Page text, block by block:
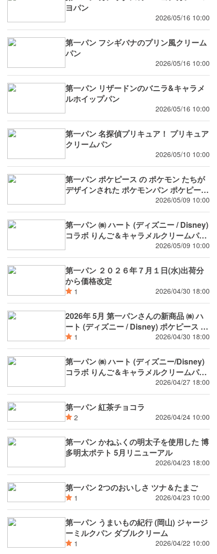
ヨパン
2026/05/16 10:00
第一パン フシギバナのプリン風クリーム
パン
2026/05/16 10:00
第一パン リザードンのバニラ&キャラメ
ルホイップパン
2026/05/16 10:00
第一パン 名探偵プリキュア！ プリキュア
クリームパン
2026/05/10 10:00
第一パン ポケピース の ポケモン たちが
デザインされた ポケモンパン ポケピース
りんご＆ミルクデニッシュ ポケピース た
まごパン
2026/05/09 10:00
第一パン ㈱ ハート (ディズニー / Disney)
コラボ りんご＆キャラメルクリームパン
2026/05/09 10:00
第一パン ２０２６年７月１日(水)出荷分
から価格改定
1 2026/04/30 18:00
2026年 5月 第一パンさんの新商品 ㈱ ハ
ート (ディズニー / Disney) ポケピース コ
ラボ等
1 2026/04/30 18:00
第一パン ㈱ ハート (ディズニー/Disney)
コラボ りんご＆キャラメルクリームパン
チョコチップメロンパン 5月新発売
2026/04/27 18:00
第一パン 紅茶チョコラ
2 2026/04/24 10:00
第一パン かねふくの明太子を使用した 博
多明太ポテト 5月リニューアル
2026/04/23 18:00
第一パン 2つのおいしさ ツナ＆たまご
1 2026/04/23 10:00
第一パン うまいもの紀行 (岡山) ジャージ
ーミルクパン ダブルクリーム
1 2026/04/22 10:00